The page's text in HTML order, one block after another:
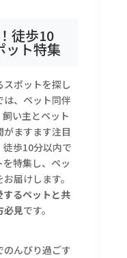
徒歩10
ット特集
スポットを探し
は、ペット同伴
い主とペット
ますます注目
徒歩10分以内で
特集し、ペッ
届けします。
するペットと共
必見です。
のんびり過ごす